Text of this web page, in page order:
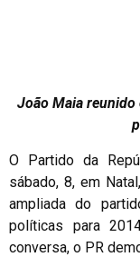
João Maia reunido
O Partido da
sábado, 8, em
ampliada do
políticas para
conversa, o PR